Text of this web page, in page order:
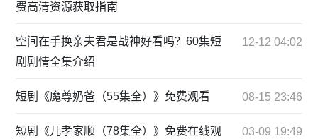
费高清资源获取指南
空间在手换亲夫君是战神好看吗？60集短
剧剧情全集介绍
12-12 04:02
短剧《魔尊奶爸（55集全）》免费观看 08-15 23:46
短剧《儿孝家顺（78集全）》免费在线观 03-09 19:49